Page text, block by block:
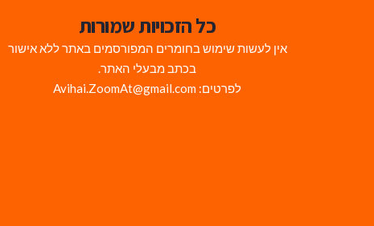
כל הזכויות שמורות
אין לעשות שימוש בחומרים המפורסמים באתר ללא אישור
בכתב מבעלי האתר.
לפרטים: Avihai.ZoomAt@gmail.com